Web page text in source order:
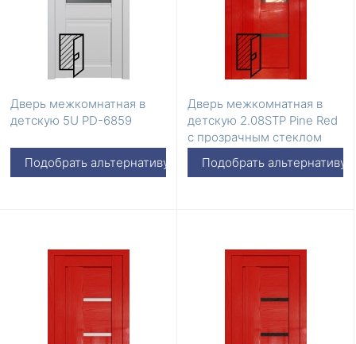
Дверь межкомнатная в
детскую 5U PD-6859
Подобрать альтернативу
Дверь межкомнатная в
детскую 2.08STP Pine Red
с прозрачным стеклом
Подобрать альтернативу